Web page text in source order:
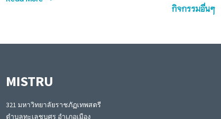
กิจกรรมอื่นๆ
MISTRU
321 มหาวิทยาลัยราชภัฏเทพสตรี
ตำบลทะเลชุบศร อำเภอเมือง